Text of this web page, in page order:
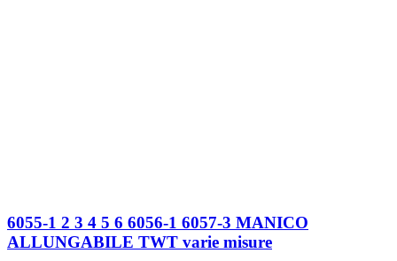
6055-1 2 3 4 5 6 6056-1 6057-3 MANICO
ALLUNGABILE TWT varie misure